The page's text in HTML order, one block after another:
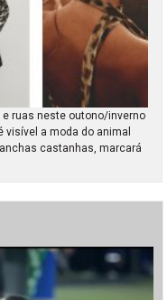
e ruas neste outono/inverno
visível a moda do animal
castanhas, marcará